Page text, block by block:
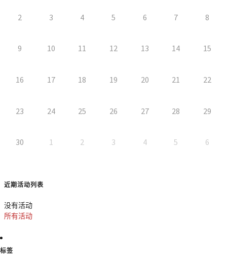
2 3 4 5 6 7 8
9 10 11 12 13 14 15
16 17 18 19 20 21 22
23 24 25 26 27 28 29
30 1 2 3 4 5 6
近期活动列表
没有活动
所有活动
标签